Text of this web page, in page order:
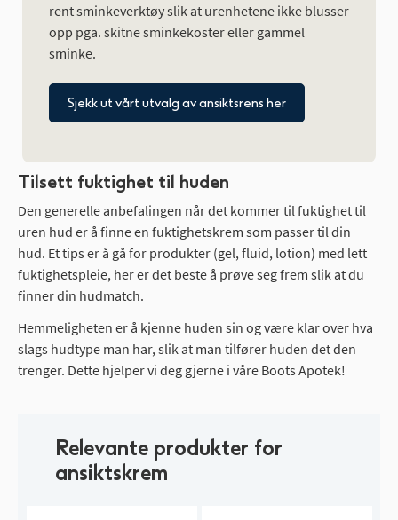
rent sminkeverktøy slik at urenhetene ikke blusser
opp pga. skitne sminkekoster eller gammel
sminke.
Sjekk ut vårt utvalg av ansiktsrens her
Tilsett fuktighet til huden
Den generelle anbefalingen når det kommer til fuktighet til
uren hud er å finne en fuktighetskrem som passer til din
hud. Et tips er å gå for produkter (gel, fluid, lotion) med lett
fuktighetspleie, her er det beste å prøve seg frem slik at du
finner din hudmatch.
Hemmeligheten er å kjenne huden sin og være klar over hva
slags hudtype man har, slik at man tilfører huden det den
trenger. Dette hjelper vi deg gjerne i våre Boots Apotek!
Relevante produkter for
ansiktskrem